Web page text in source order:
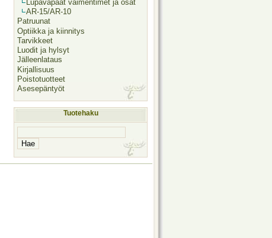
Lupavapaat vaimentimet ja osat
AR-15/AR-10
Patruunat
Optiikka ja kiinnitys
Tarvikkeet
Luodit ja hylsyt
Jälleenlataus
Kirjallisuus
Poistotuotteet
Asesepäntyöt
Tuotehaku